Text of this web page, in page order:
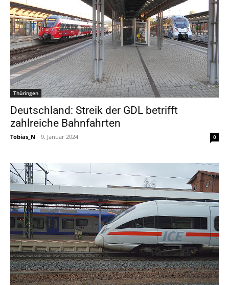
Thüringen
Deutschland: Streik der GDL betrifft
zahlreiche Bahnfahrten
Tobias_N - 9. Januar 2024 0